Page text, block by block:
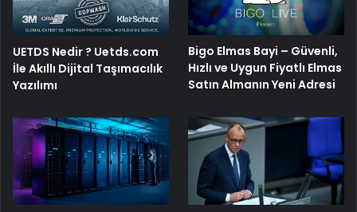
UETDS Nedir ? Uetds.com
İle Akıllı Dijital Taşımacılık
Yazılımı
Bigo Elmas Bayi – Güvenli,
Hızlı ve Uygun Fiyatlı Elmas
Satın Almanın Yeni Adresi